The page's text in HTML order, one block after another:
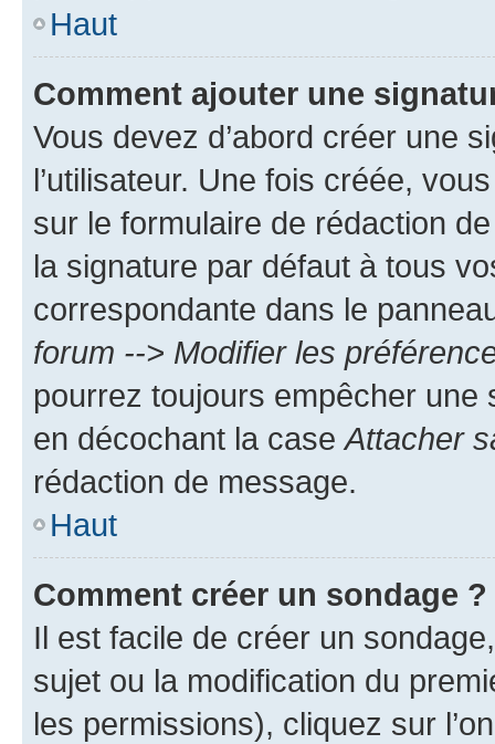
Haut
Comment ajouter une
Vous devez d’abord créer une
l’utilisateur. Une fois créée,
sur le formulaire de rédaction
la signature par défaut à tous
correspondante dans le
forum --> Modifier les
pourrez toujours empêcher une
en décochant la case Attacher
rédaction de message.
Haut
Comment créer un sondage ?
Il est facile de créer un
sujet ou la modification du
les permissions), cliquez sur